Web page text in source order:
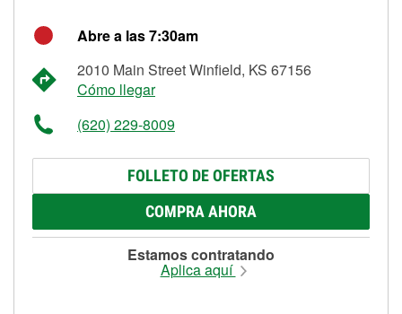
Abre a las 7:30am
2010 Main Street Winfield, KS 67156
Cómo llegar
(620) 229-8009
FOLLETO DE OFERTAS
COMPRA AHORA
Estamos contratando
Aplica aquí